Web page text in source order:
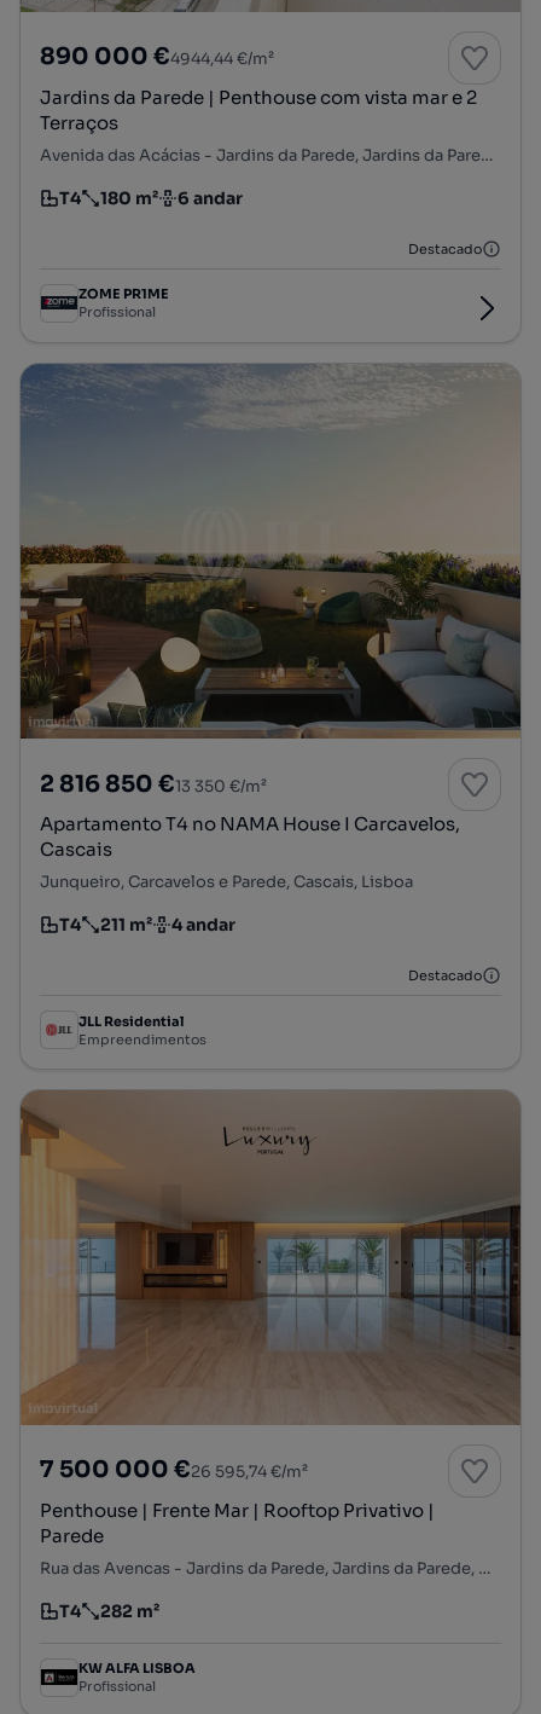
890 000 €4944,44 €/m²
Jardins da Parede | Penthouse com vista mar e 2
Terraços
Avenida das Acácias - Jardins da Parede, Jardins da Parede, Carcavelos e Parede, Cascais, Lisboa
Tipologia
T4
Preço por metro quadrado
180 m²
Andar 6 andar
Destacado
ZOME PR1ME
Profissional
2 816 850 €13 350 €/m²
Apartamento T4 no NAMA House I Carcavelos,
Cascais
Junqueiro, Carcavelos e Parede, Cascais, Lisboa
Tipologia
T4
Preço por metro quadrado
211 m²
Andar 4 andar
Destacado
JLL Residential
Empreendimentos
7 500 000 €26 595,74 €/m²
Penthouse | Frente Mar | Rooftop Privativo |
Parede
Rua das Avencas - Jardins da Parede, Jardins da Parede, Carcavelos e Parede, Cascais, Lisboa
Tipologia
T4
Preço por metro quadrado
282 m²
KW ALFA LISBOA
Profissional